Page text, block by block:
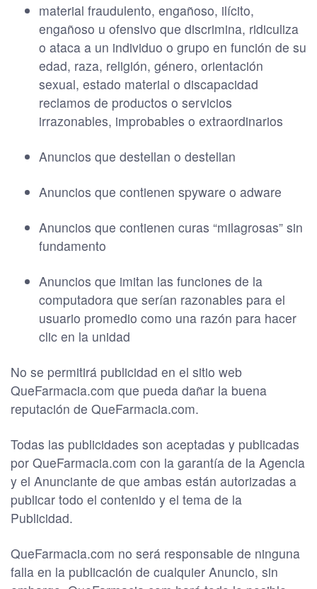
material fraudulento, engañoso, ilícito,
engañoso u ofensivo que discrimina, ridiculiza
o ataca a un individuo o grupo en función de su
edad, raza, religión, género, orientación
sexual, estado material o discapacidad
reclamos de productos o servicios
irrazonables, improbables o extraordinarios
Anuncios que destellan o destellan
Anuncios que contienen spyware o adware
Anuncios que contienen curas “milagrosas” sin
fundamento
Anuncios que imitan las funciones de la
computadora que serían razonables para el
usuario promedio como una razón para hacer
clic en la unidad
No se permitirá publicidad en el sitio web
QueFarmacia.com que pueda dañar la buena
reputación de QueFarmacia.com.
Todas las publicidades son aceptadas y publicadas
por QueFarmacia.com con la garantía de la Agencia
y el Anunciante de que ambas están autorizadas a
publicar todo el contenido y el tema de la
Publicidad.
QueFarmacia.com no será responsable de ninguna
falla en la publicación de cualquier Anuncio, sin